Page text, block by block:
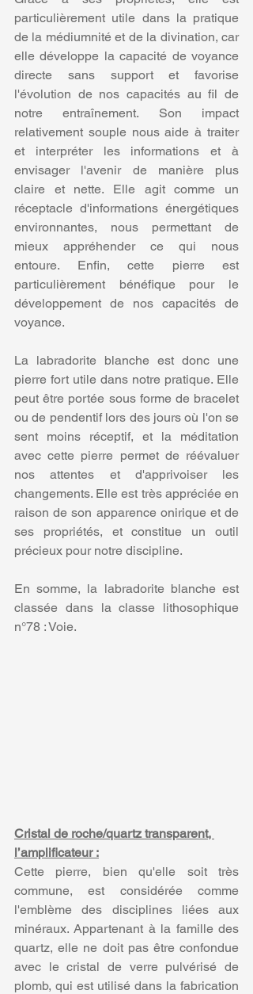
particulièrement utile dans la pratique
de la médiumnité et de la divination, car
elle développe la capacité de voyance
directe sans support et favorise
l'évolution de nos capacités au fil de
notre entraînement. Son impact
relativement souple nous aide à traiter
et interpréter les informations et à
envisager l'avenir de manière plus
claire et nette. Elle agit comme un
réceptacle d'informations énergétiques
environnantes, nous permettant de
mieux appréhender ce qui nous
entoure. Enfin, cette pierre est
particulièrement bénéfique pour le
développement de nos capacités de
voyance.
La labradorite blanche est donc une
pierre fort utile dans notre pratique. Elle
peut être portée sous forme de bracelet
ou de pendentif lors des jours où l'on se
sent moins réceptif, et la méditation
avec cette pierre permet de réévaluer
nos attentes et d'apprivoiser les
changements. Elle est très appréciée en
raison de son apparence onirique et de
ses propriétés, et constitue un outil
précieux pour notre discipline.
En somme, la labradorite blanche est
classée dans la classe lithosophique
n°78 : Voie.
Cristal de roche/quartz transparent,
l’amplificateur :
Cette pierre, bien qu'elle soit très
commune, est considérée comme
l'emblème des disciplines liées aux
minéraux. Appartenant à la famille des
quartz, elle ne doit pas être confondue
avec le cristal de verre pulvérisé de
plomb, qui est utilisé dans la fabrication